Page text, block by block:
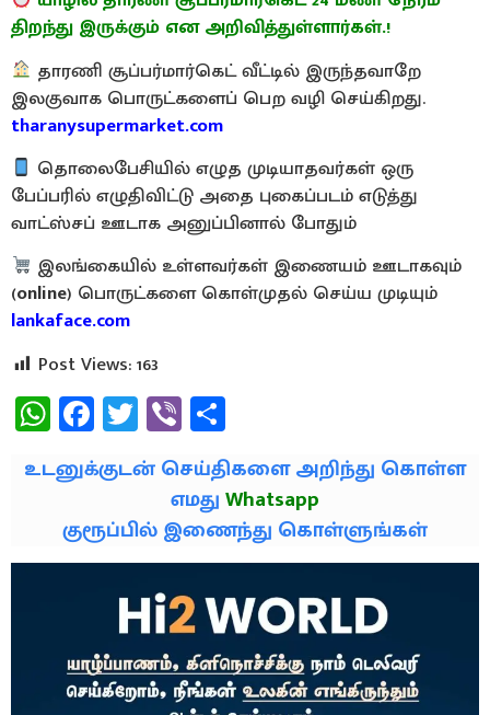
திறந்து இருக்கும் என அறிவித்துள்ளார்கள்.!
தாரணி சூப்பர்மார்கெட் வீட்டில் இருந்தவாறே
இலகுவாக பொருட்களைப் பெற வழி செய்கிறது.
tharanysupermarket.com
தொலைபேசியில் எழுத முடியாதவர்கள் ஒரு
பேப்பரில் எழுதிவிட்டு அதை புகைப்படம் எடுத்து
வாட்ஸ்சப் ஊடாக அனுப்பினால் போதும்
இலங்கையில் உள்ளவர்கள் இணையம் ஊடாகவும்
(online) பொருட்களை கொள்முதல் செய்ய முடியும்
lankaface.com
Post Views:163
WhatsApp
Facebook
Twitter
Viber
உடனுக்குடன் செய்திகளை அறிந்து கொள்ள
எமதுWhatsapp
குரூப்பில் இணைந்து கொள்ளுங்கள்